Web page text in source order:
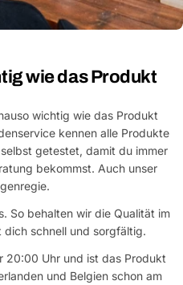
wie das Produkt
wichtig wie das Produkt
kennen alle Produkte
getestet, damit du immer
bekommst. Auch unser
So behalten wir die Qualität im
dich schnell und sorgfältig.
20:00 Uhr und ist das Produkt
und Belgien schon am